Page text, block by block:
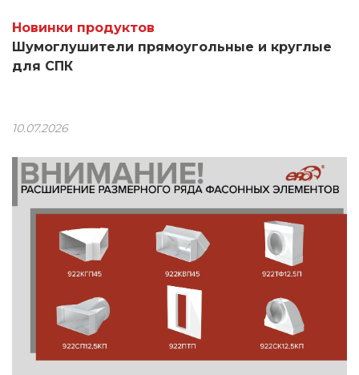
Новинки продуктов
Шумоглушители прямоугольные и круглые
для СПК
10.07.2026